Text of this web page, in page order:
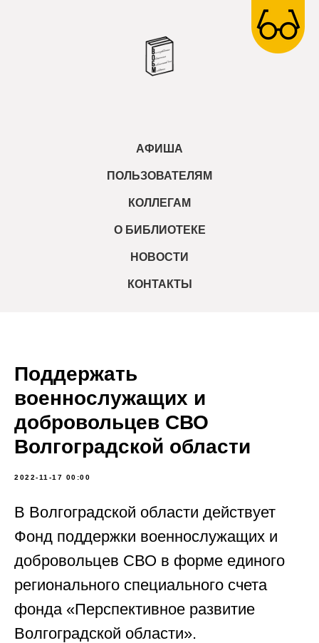
АФИША
ПОЛЬЗОВАТЕЛЯМ
КОЛЛЕГАМ
О БИБЛИОТЕКЕ
НОВОСТИ
КОНТАКТЫ
Поддержать
военнослужащих и
добровольцев СВО
Волгоградской области
2022-11-17 00:00
В Волгоградской области действует
Фонд поддержки военнослужащих и
добровольцев СВО в форме единого
регионального специального счета
фонда «Перспективное развитие
Волгоградской области».